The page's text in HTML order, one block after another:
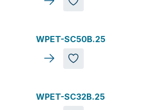
WPET-SC50B.25
WPET-SC32B.25